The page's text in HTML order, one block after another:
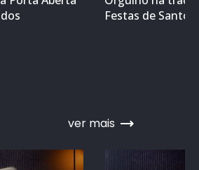
Festas de Santo
ver mais